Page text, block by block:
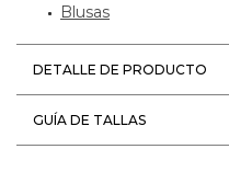
Blusas
DETALLE DE PRODUCTO
GUÍA DE TALLAS